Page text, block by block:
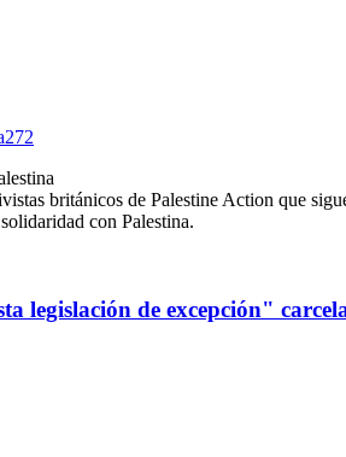
británicos de Palestine Action que
con Palestina.
legislación de excepción"